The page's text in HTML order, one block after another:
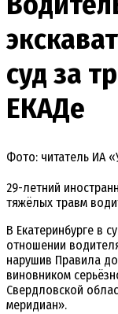
суд за
ЕКАДе
Фото: читатель ИА
29-летний
тяжёлых травм
В Екатеринбурге в
отношении
нарушив Правила
виновником
Свердловской
меридиан».